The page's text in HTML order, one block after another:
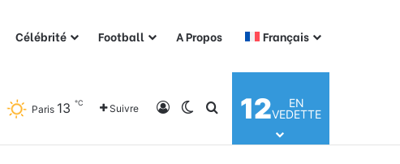
Célébrité Football A Propos Français
Paris 13 ℃ Suivre ConnexionSwitch skin
Rechercher
12
EN
VEDETTE